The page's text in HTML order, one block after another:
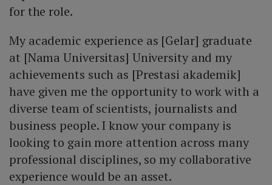
for the role.
My academic experience as [Gelar] graduate
at [Nama Universitas] University and my
achievements such as [Prestasi akademik]
have given me the opportunity to work with a
diverse team of scientists, journalists and
business people. I know your company is
looking to gain more attention across many
professional disciplines, so my collaborative
experience would be an asset.